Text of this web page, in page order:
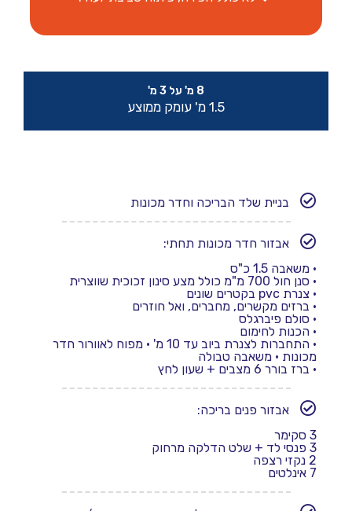
8 מ' על 3 מ'
1.5 מ' עומק ממוצע
בניית שלד הבריכה וחדר מכונות
אבזור חדר מכונות תחתי:
• משאבה 1.5 כ"ס
• סנן חול 700 מ"מ כולל מצע סינון זכוכית שווצרית
• צנרת pvc בקטרים שונים
• ברזים מקשרים, מחברים, ואל חוזרים
• סולם פיברגלס
• הכנות לחימום
• התחברות לצנרת ביוב עד 10 מ'
• מפוח לאוורור חדר
מכונות • משאבה טבולה
• ברז בורר 6 מצבים + שעון לחץ
אבזור פנים בריכה:
3 סקימר
3 פנסי לד + שלט הדלקה מרחוק
2 נקזי רצפה
7 אינלטים